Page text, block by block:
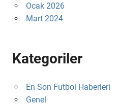
Ocak 2026
Mart 2024
Kategoriler
En Son Futbol Haberleri
Genel